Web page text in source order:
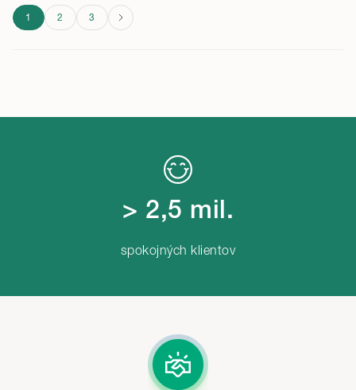
Navigácia
1 2 3
> 2,5 mil.
spokojných klientov